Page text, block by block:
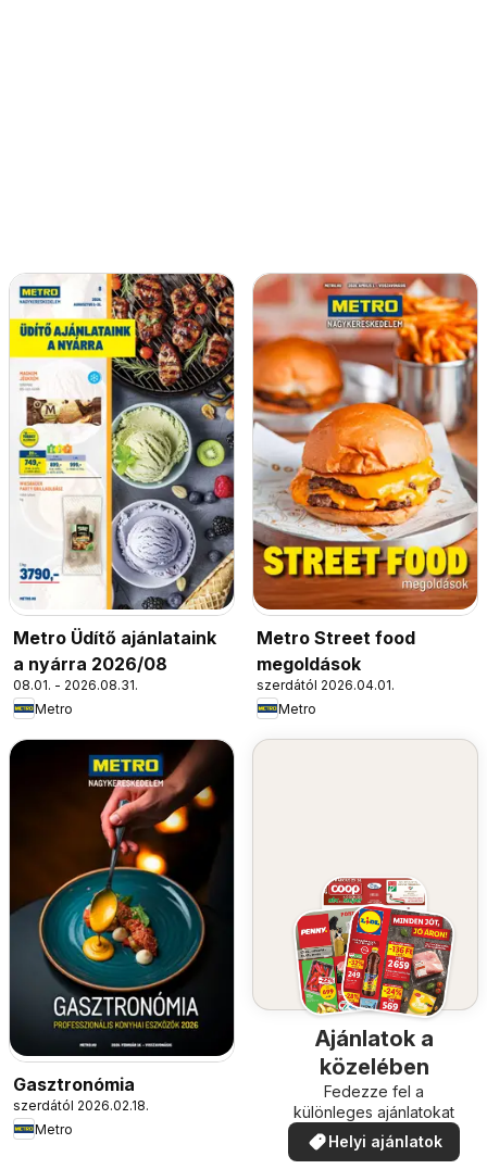
Metro Üdítő ajánlataink
a nyárra 2026/08
08.01. - 2026.08.31.
Metro
Metro Street food
megoldások
szerdától 2026.04.01.
Metro
Gasztronómia
szerdától 2026.02.18.
Metro
Ajánlatok a
közelében
Fedezze fel a
különleges ajánlatokat
Helyi ajánlatok